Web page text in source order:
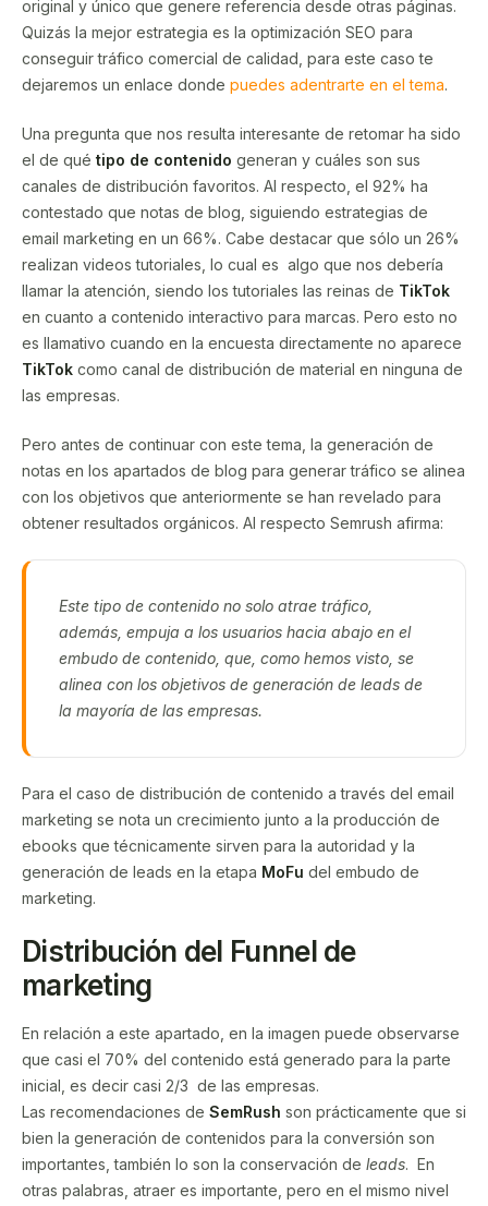
original y único que genere referencia desde otras páginas.
Quizás la mejor estrategia es la optimización SEO para
conseguir tráfico comercial de calidad, para este caso te
dejaremos un enlace donde puedes adentrarte en el tema.
Una pregunta que nos resulta interesante de retomar ha sido
el de qué tipo de contenido generan y cuáles son sus
canales de distribución favoritos. Al respecto, el 92% ha
contestado que notas de blog, siguiendo estrategias de
email marketing en un 66%. Cabe destacar que sólo un 26%
realizan videos tutoriales, lo cual es algo que nos debería
llamar la atención, siendo los tutoriales las reinas de TikTok
en cuanto a contenido interactivo para marcas. Pero esto no
es llamativo cuando en la encuesta directamente no aparece
TikTok como canal de distribución de material en ninguna de
las empresas.
Pero antes de continuar con este tema, la generación de
notas en los apartados de blog para generar tráfico se alinea
con los objetivos que anteriormente se han revelado para
obtener resultados orgánicos. Al respecto Semrush afirma:
Este tipo de contenido no solo atrae tráfico,
además, empuja a los usuarios hacia abajo en el
embudo de contenido, que, como hemos visto, se
alinea con los objetivos de generación de leads de
la mayoría de las empresas.
Para el caso de distribución de contenido a través del email
marketing se nota un crecimiento junto a la producción de
ebooks que técnicamente sirven para la autoridad y la
generación de leads en la etapa MoFu del embudo de
marketing.
Distribución del Funnel de
marketing
En relación a este apartado, en la imagen puede observarse
que casi el 70% del contenido está generado para la parte
inicial, es decir casi 2/3 de las empresas.
Las recomendaciones de SemRush son prácticamente que si
bien la generación de contenidos para la conversión son
importantes, también lo son la conservación de leads. En
otras palabras, atraer es importante, pero en el mismo nivel